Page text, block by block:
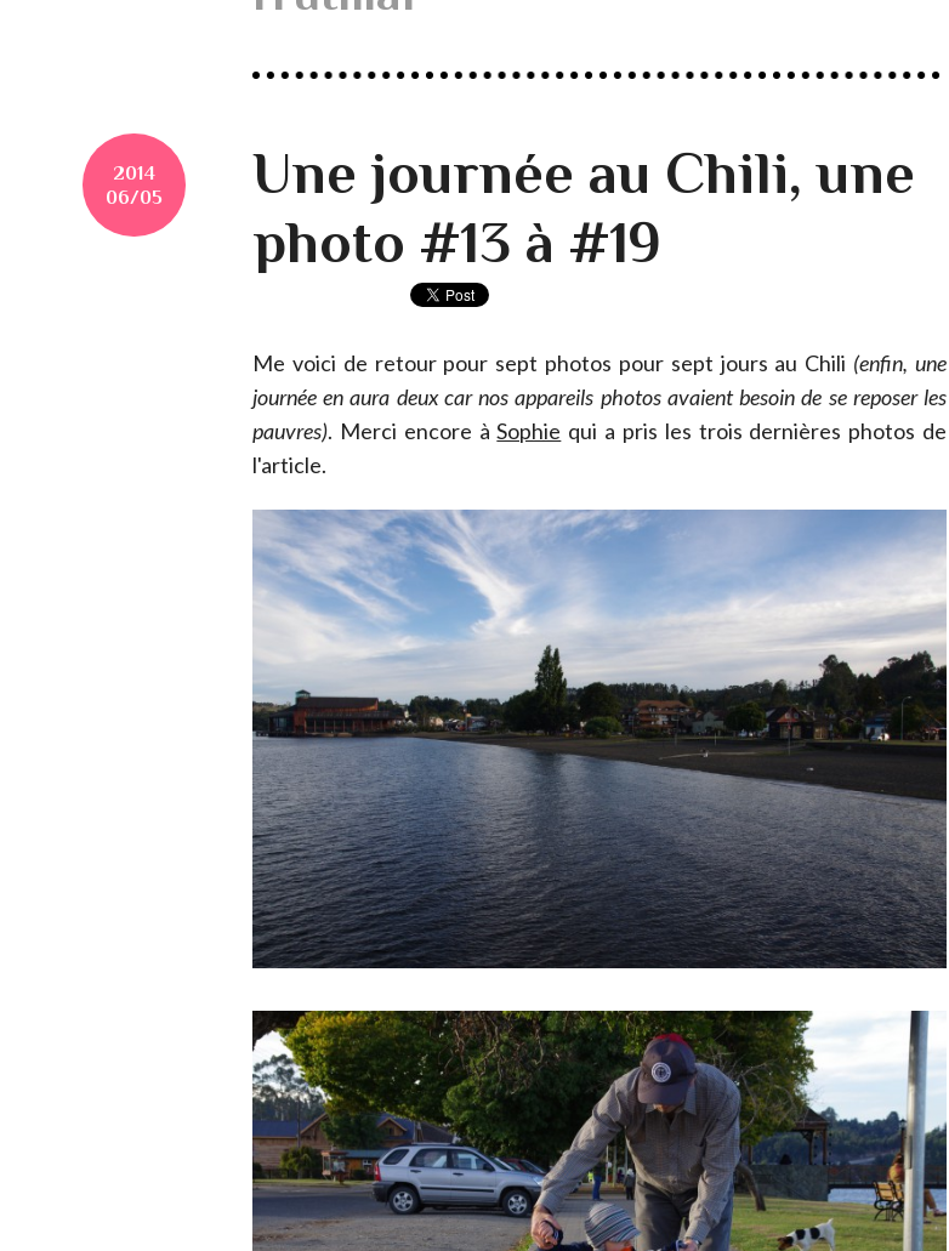
2014
06/05
Une journée au Chili, une
photo #13 à #19
Me voici de retour pour sept photos pour sept jours au Chili (enfin, une
journée en aura deux car nos appareils photos avaient besoin de se reposer les
pauvres). Merci encore àSophie qui a pris les trois dernières photos de
l'article.